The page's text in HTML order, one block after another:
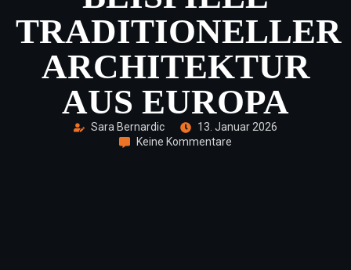
TRADITIONELLER
ARCHITEKTUR
AUS EUROPA
Sara Bernardic
13. Januar 2026
Keine Kommentare